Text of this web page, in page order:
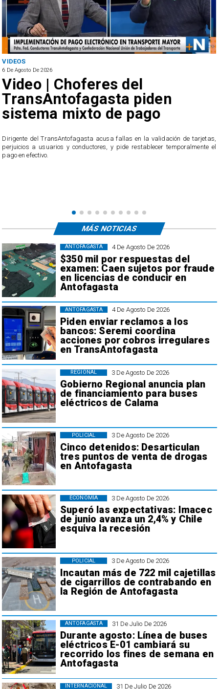
VIDEOS
6 De Agosto De 2026
Video | Choferes del
TransAntofagasta piden
sistema mixto de pago
​Dirigente del TransAntofagasta acusa fallas en la validación de tarjetas,
perjuicios a usuarios y conductores, y pide restablecer temporalmente el
pago en efectivo.
4 De Agosto De 2026
$350 mil por respuestas del
examen: Caen sujetos por fraude
en licencias de conducir en
Antofagasta
ANTOFAGASTA
4 De Agosto De 2026
Piden enviar reclamos a los
bancos: Seremi coordina
acciones por cobros irregulares
en TransAntofagasta
ANTOFAGASTA
3 De Agosto De 2026
Gobierno Regional anuncia plan
de financiamiento para buses
eléctricos de Calama
REGIONAL
3 De Agosto De 2026
Cinco detenidos: Desarticulan
tres puntos de venta de drogas
en Antofagasta
POLICIAL
3 De Agosto De 2026
Superó las expectativas: Imacec
de junio avanza un 2,4% y Chile
esquiva la recesión
ECONOMÍA
3 De Agosto De 2026
Incautan más de 722 mil cajetillas
de cigarrillos de contrabando en
la Región de Antofagasta
POLICIAL
31 De Julio De 2026
Durante agosto: Línea de buses
eléctricos E-01 cambiará su
recorrido los fines de semana en
Antofagasta
ANTOFAGASTA
31 De Julio De 2026
INTERNACIONAL
MÁS NOTICIAS